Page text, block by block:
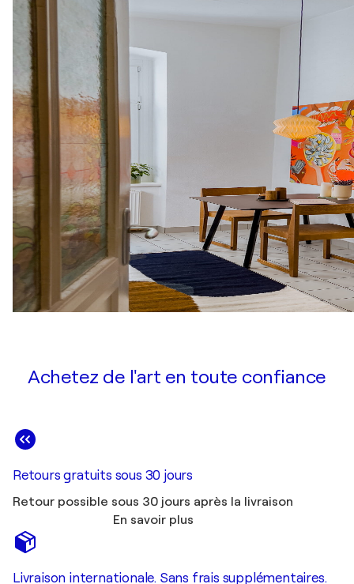
Achetez de l'art en toute confiance
Retours gratuits sous 30 jours
Retour possible sous 30 jours après la livraison
En savoir plus
Livraison internationale. Sans frais supplémentaires.